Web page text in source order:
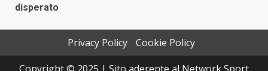
disperato
Privacy Policy
Cookie Policy